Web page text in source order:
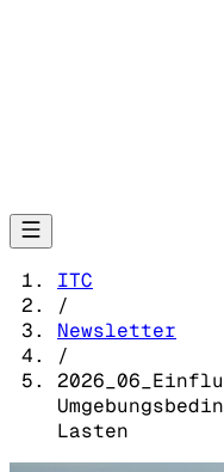
ITC
/
Newsletter
/
Lasten